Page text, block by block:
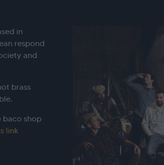
in
respond
and
brass
baco shop
link